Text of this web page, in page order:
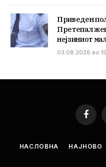
Приведен
Претепал
нејзиниот
03.08.2026 во
НАСЛОВНА НАЈНОВО